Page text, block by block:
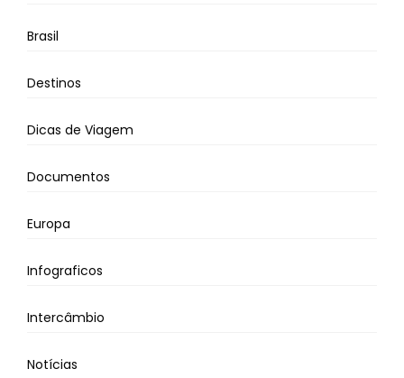
Brasil
Destinos
Dicas de Viagem
Documentos
Europa
Infograficos
Intercâmbio
Notícias